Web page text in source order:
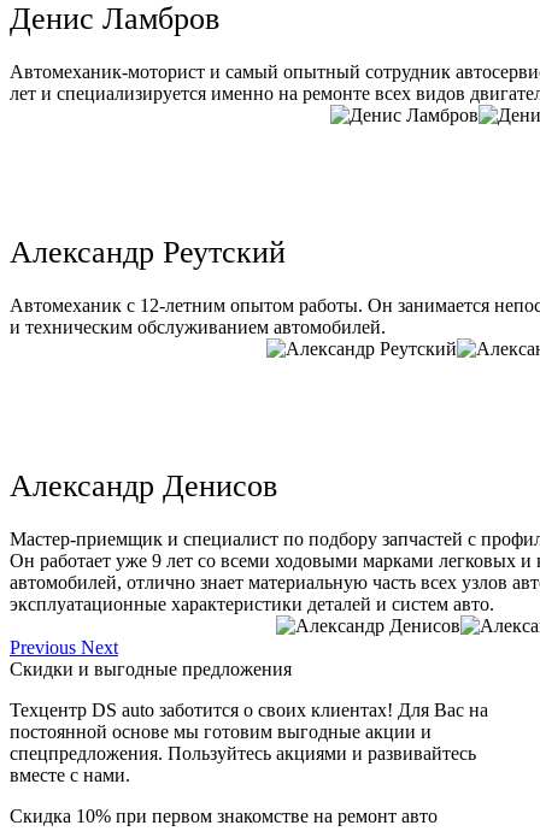
Денис Ламбров
Автомеханик-моторист и самый опытный сотрудник
лет и специализируется именно на ремонте всех видов
Александр Реутский
Автомеханик с 12-летним опытом работы. Он занимается
и техническим обслуживанием автомобилей.
Александр Денисов
Мастер-приемщик и специалист по подбору запчастей с
Он работает уже 9 лет со всеми ходовыми марками легковых и
автомобилей, отлично знает материальную часть всех узлов
эксплуатационные характеристики деталей и систем авто.
Previous Next
Скидки и выгодные предложения
Техцентр DS auto заботится о своих клиентах! Для Вас на
постоянной основе мы готовим выгодные акции и
спецпредложения. Пользуйтесь акциями и развивайтесь
вместе с нами.
Скидка 10% при первом знакомстве на ремонт авто